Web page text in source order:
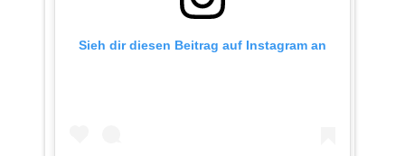
Sieh dir diesen Beitrag auf Instagram an